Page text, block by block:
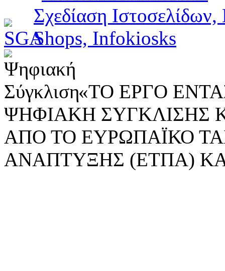
«ΤΟ ΕΡΓΟ
ΨΗΦΙΑΚΗ ΣΥΓΚΛΙΣΗΣ
ΑΠΟ ΤΟ ΕΥΡΩΠΑΪΚΟ
ΑΝΑΠΤΥΞΗΣ (ΕΤΠΑ)